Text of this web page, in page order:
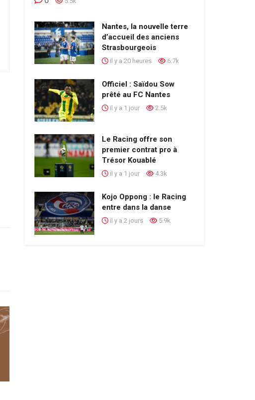
Nantes, la nouvelle terre
d’accueil des anciens
Strasbourgeois
il y a 20 heures 6.7k
Officiel : Saïdou Sow
prêté au FC Nantes
il y a 1 jour 2.5k
Le Racing offre son
premier contrat pro à
Trésor Kouablé
il y a 1 jour 4.3k
Kojo Oppong : le Racing
entre dans la danse
il y a 2 jours 5.9k